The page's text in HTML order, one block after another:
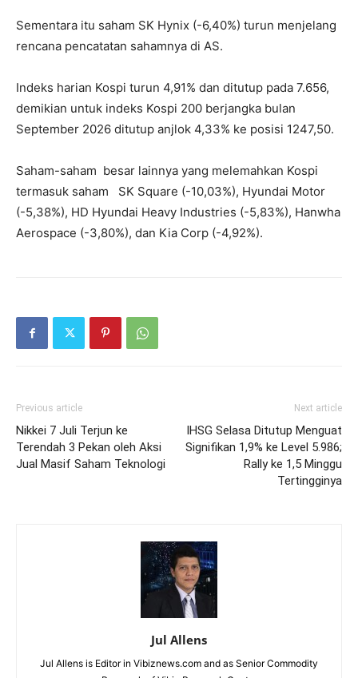
Sementara itu saham SK Hynix (-6,40%) turun menjelang
rencana pencatatan sahamnya di AS.
Indeks harian Kospi turun 4,91% dan ditutup pada 7.656,
demikian untuk indeks Kospi 200 berjangka bulan
September 2026 ditutup anjlok 4,33% ke posisi 1247,50.
Saham-saham besar lainnya yang melemahkan Kospi
termasuk saham SK Square (-10,03%), Hyundai Motor
(-5,38%), HD Hyundai Heavy Industries (-5,83%), Hanwha
Aerospace (-3,80%), dan Kia Corp (-4,92%).
Previous article
Nikkei 7 Juli Terjun ke
Terendah 3 Pekan oleh Aksi
Jual Masif Saham Teknologi
Next article
IHSG Selasa Ditutup Menguat
Signifikan 1,9% ke Level 5.986;
Rally ke 1,5 Minggu
Tertingginya
Jul Allens
Jul Allens is Editor in Vibiznews.com and as Senior Commodity